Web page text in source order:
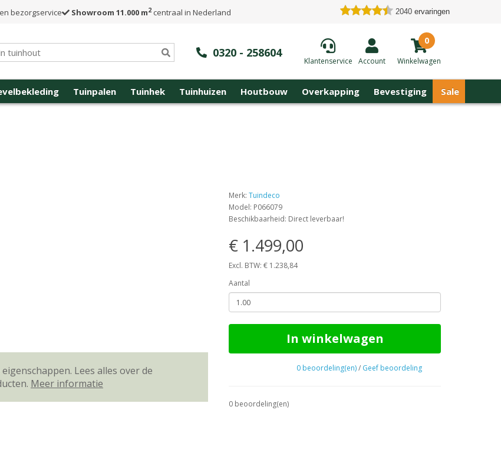
bezorgservice Showroom 11.000 m2centraal in Nederland 2040 ervaringen
0320 - 258604
Klantenservice Account
0
Winkelwagen
Tuinpalen Tuinhek Tuinhuizen Houtbouw Overkapping Bevestiging Sale
Lees alles over de
Meer informatie
Merk: Tuindeco
Model: P066079
Beschikbaarheid: Direct leverbaar!
€ 1.499,00
Excl. BTW: € 1.238,84
Aantal
In winkelwagen
0 beoordeling(en)/ Geef beoordeling
0 beoordeling(en)